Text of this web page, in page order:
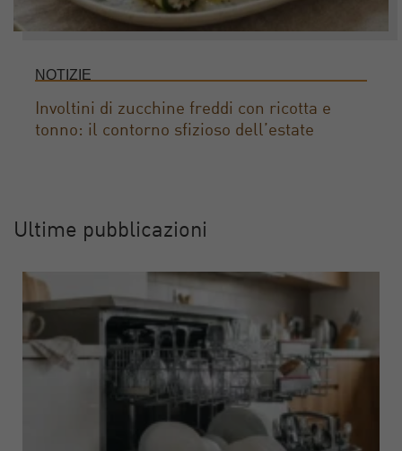
NOTIZIE
Involtini di zucchine freddi con ricotta e
tonno: il contorno sfizioso dell’estate
Ultime pubblicazioni